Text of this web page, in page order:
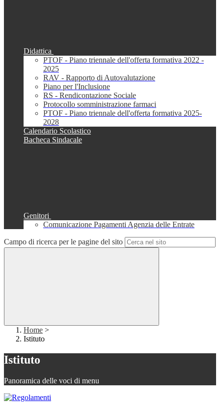
Didattica
PTOF - Piano triennale dell'offerta formativa 2022 -
2025
RAV - Rapporto di Autovalutazione
Piano per l'Inclusione
RS - Rendicontazione Sociale
Protocollo somministrazione farmaci
PTOF - Piano triennale dell'offerta formativa 2025-
2028
Calendario Scolastico
Bacheca Sindacale
Genitori
Comunicazione Pagamenti Agenzia delle Entrate
Campo di ricerca per le pagine del sito
Home >
Istituto
Istituto
Panoramica delle voci di menu